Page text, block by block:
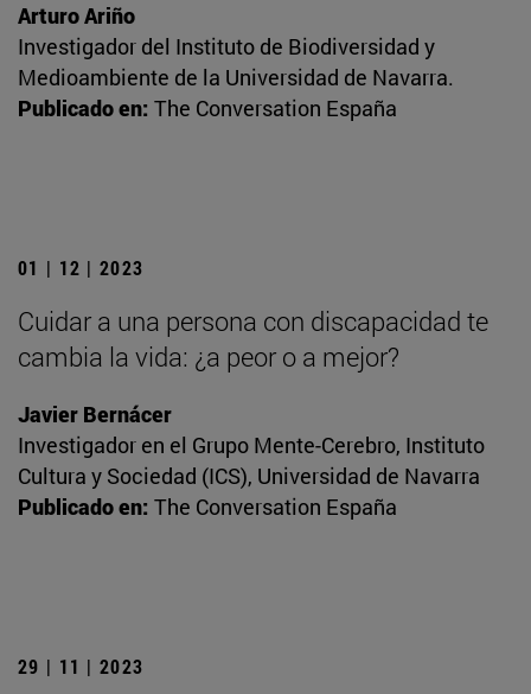
Arturo Ariño
Investigador del Instituto de Biodiversidad y
Medioambiente de la Universidad de Navarra.
Publicado en: The Conversation España
01 | 12 | 2023
Cuidar a una persona con discapacidad te
cambia la vida: ¿a peor o a mejor?
Javier Bernácer
Investigador en el Grupo Mente-Cerebro, Instituto
Cultura y Sociedad (ICS), Universidad de Navarra
Publicado en: The Conversation España
29 | 11 | 2023